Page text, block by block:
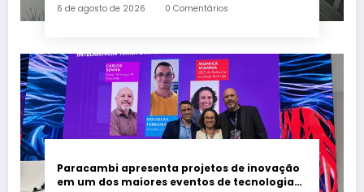
6 de agosto de 2026 0 Comentários
Paracambi apresenta projetos de inovação
em um dos maiores eventos de tecnologia